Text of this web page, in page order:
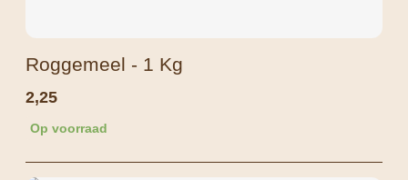
Roggemeel - 1 Kg
2,25
Op voorraad